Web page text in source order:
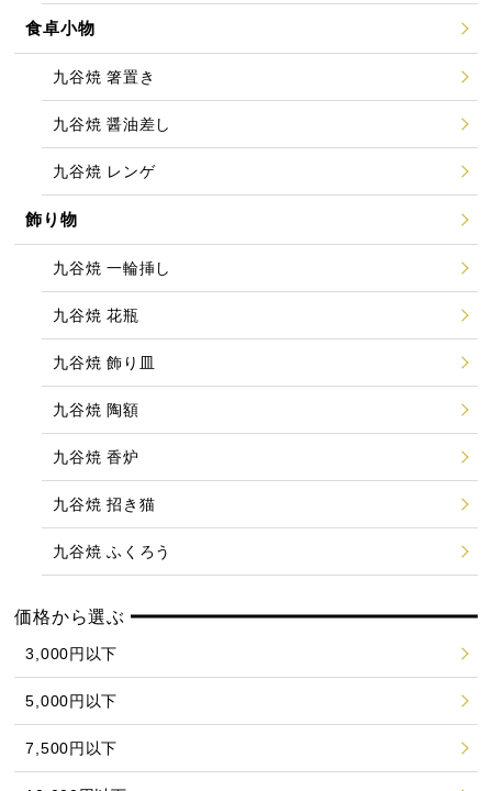
食卓小物
九谷焼 箸置き
九谷焼 醤油差し
九谷焼 レンゲ
飾り物
九谷焼 一輪挿し
九谷焼 花瓶
九谷焼 飾り皿
九谷焼 陶額
九谷焼 香炉
九谷焼 招き猫
九谷焼 ふくろう
価格から選ぶ
3,000円以下
5,000円以下
7,500円以下